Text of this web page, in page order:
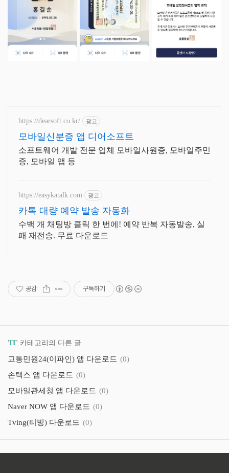
https://dearsoft.co.kr/ 광고
모바일신분증 앱 디어소프트
소프트웨어 개발 전문 업체 모바일사원증, 모바일주민
증, 모바일 앱 등
https://easykatalk.com 광고
카톡 대량 예약 발송 자동화
수백 개 채팅방 클릭 한 번에! 예약 반복 자동발송, 실
패 재전송. 무료 다운로드
공감 구독하기
'IT' 카테고리의 다른 글
교통민원24(이파인) 앱 다운로드 (0)
손택스 앱 다운로드 (0)
모바일관세청 앱 다운로드 (0)
Naver NOW 앱 다운로드 (0)
Tving(티빙) 다운로드 (0)